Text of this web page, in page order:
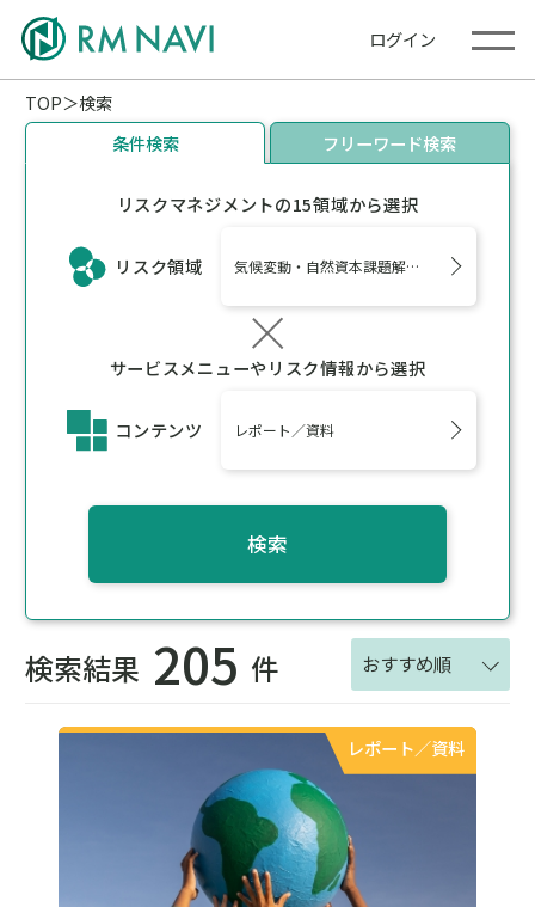
ログイン
TOP
検索
条件検索
フリーワード検索
リスクマネジメントの15領域から選択
リスク領域 気候変動・自然資本課題解決支援
サービスメニューやリスク情報から選択
コンテンツ レポート／資料
検索
検索結果 205 件 おすすめ順
レポート／資料